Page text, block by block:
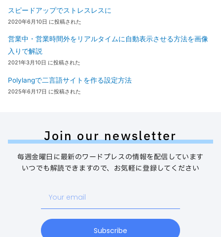
スピードアップでストレスレスに
2020年6月10日 に投稿された
営業中・営業時間外をリアルタイムに自動表示させる方法を画像
入りで解説
2021年3月10日 に投稿された
Polylangで二言語サイトを作る設定方法
2025年6月17日 に投稿された
Join our newsletter
毎週金曜日に最新のワードプレスの情報を配信しています
いつでも解読できますので、お気軽に登録してください
email
Subscribe